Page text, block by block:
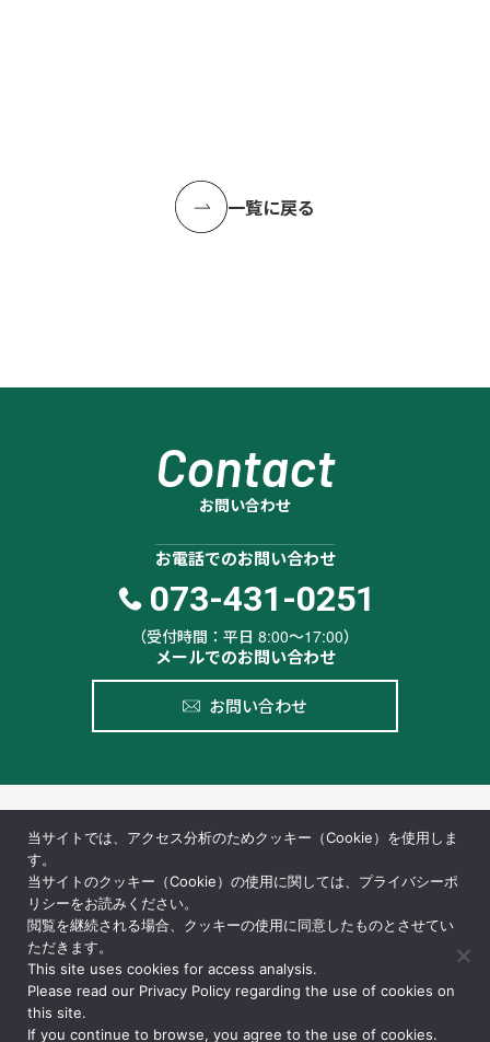
一覧に戻る
Contact
お問い合わせ
お電話でのお問い合わせ
073-431-0251
（受付時間：平日 8:00〜17:00）
メールでのお問い合わせ
お問い合わせ
〒640-8392
和歌山県和歌山市中之島紀ノ川町933番地
TEL.073-431-0251
FAX. 073-422-5258
当サイトでは、アクセス分析のためクッキー（Cookie）を使用しま
す。
当サイトのクッキー（Cookie）の使用に関しては、プライバシーポ
リシーをお読みください。
閲覧を継続される場合、クッキーの使用に同意したものとさせてい
ただきます。
This site uses cookies for access analysis.
Please read our Privacy Policy regarding the use of cookies on
this site.
If you continue to browse, you agree to the use of cookies.